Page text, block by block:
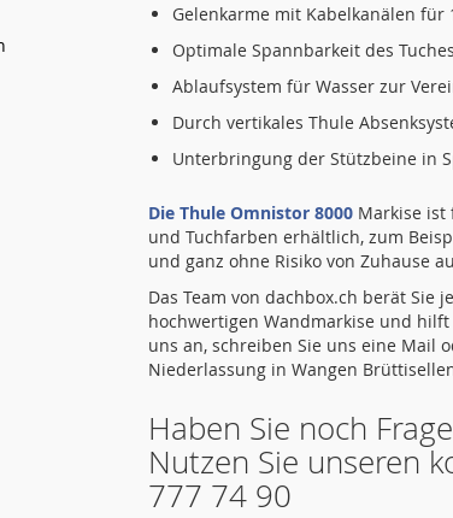
Gelenkarme mit Kabelkanälen für
Optimale Spannbarkeit des
Ablaufsystem für Wasser zur
Durch vertikales Thule
Unterbringung der Stützbeine in
Die Thule Omnistor 8000 Markise ist
und Tuchfarben erhältlich, zum
und ganz ohne Risiko von Zuhause
Das Team von dachbox.ch berät
hochwertigen Wandmarkise und
uns an, schreiben Sie uns eine Mail
Niederlassung in Wangen
Haben Sie noch
Nutzen Sie unseren
777 74 90